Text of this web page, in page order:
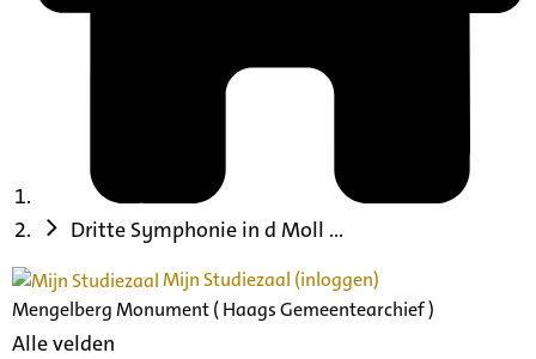
Dritte Symphonie in d Moll ...
Mijn Studiezaal (inloggen)
Mengelberg Monument ( Haags Gemeentearchief )
Alle velden